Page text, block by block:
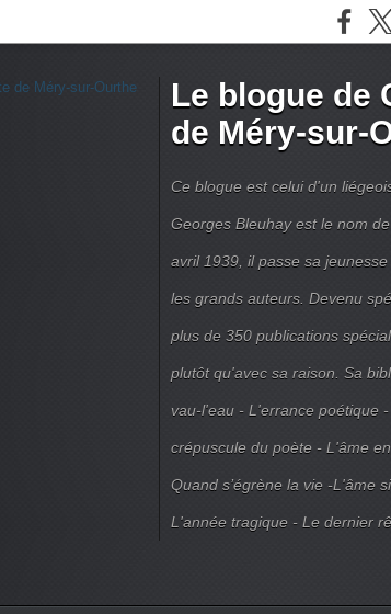
Le blogue de
de Méry-sur-
Ce blogue est celui d'un
Georges Bleuhay est le nom
avril 1939, il passe sa
les grands auteurs. Devenu
plus de 350 publications
plutôt qu'avec sa raison. Sa
vau-l'eau - L'errance poétique
crépuscule du poète - L'âme
Quand s’égrène la vie -L'âme
L'année tragique - Le dernier